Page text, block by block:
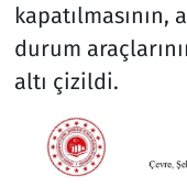
durum
altı çizildi.